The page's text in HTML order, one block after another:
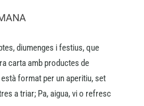
diumenges i festius, que
carta amb productes de
format per un aperitiu, set
a triar; Pa, aigua, vi o refresc